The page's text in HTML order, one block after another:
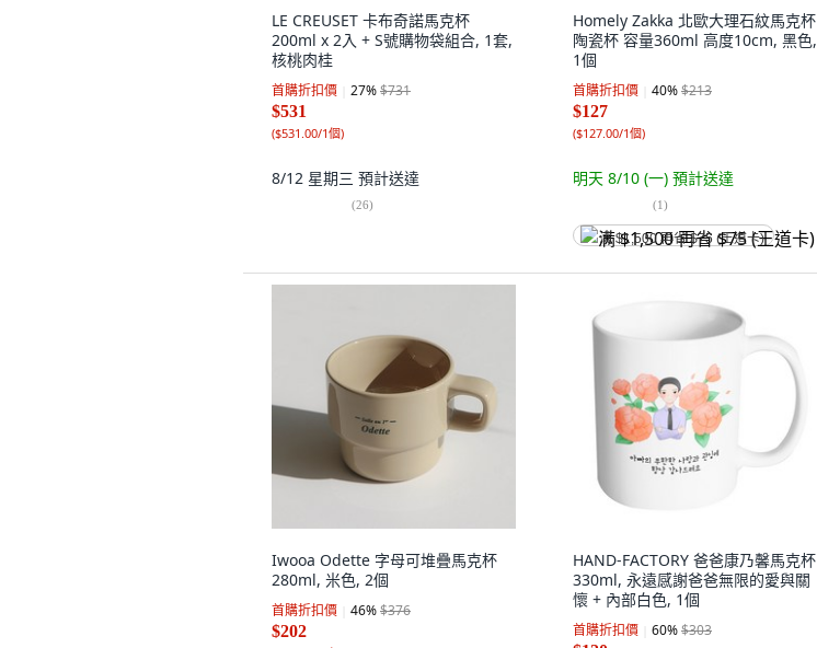
LE CREUSET 卡布奇諾馬克杯
200ml x 2入 + S號購物袋組合, 1套,
核桃肉桂
首購折扣價 27%$731
$531
($531.00/1個)
8/12 星期三 預計送達
(26)
Homely Zakka 北歐大理石紋馬克杯
陶瓷杯 容量360ml 高度10cm, 黑色,
1個
首購折扣價 40%$213
$127
($127.00/1個)
明天 8/10 (一) 預計送達
(1)
满 $1,500 再省 $75 (王道卡)
Iwooa Odette 字母可堆疊馬克杯
280ml, 米色, 2個
首購折扣價 46%$376
$202
HAND-FACTORY 爸爸康乃馨馬克杯
330ml, 永遠感謝爸爸無限的愛與關
懷 + 內部白色, 1個
首購折扣價 60%$303